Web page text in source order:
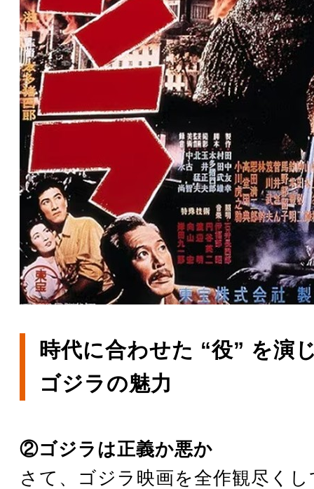
時代に合わせた “役” を演
ゴジラの魅力
②ゴジラは正義か悪か
さて、ゴジラ映画を全作観尽く